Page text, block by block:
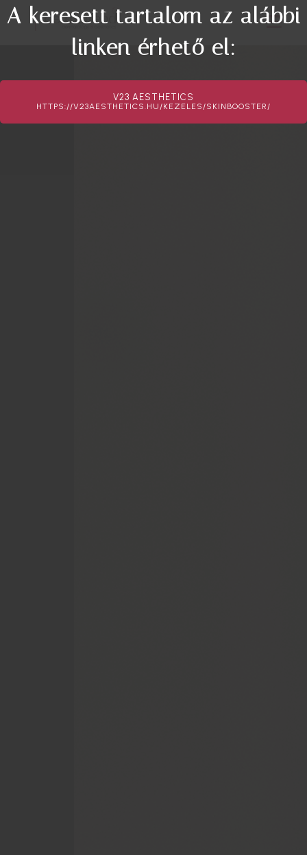
A keresett tartalom az alábbi
linken érhető el:
V23 AESTHETICS
HTTPS://V23AESTHETICS.HU/KEZELES/SKINBOOSTER/